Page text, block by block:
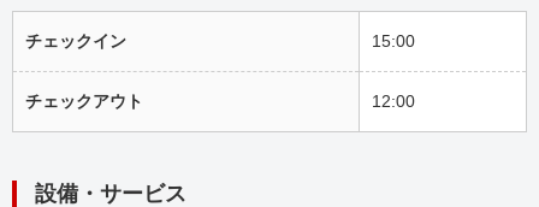
チェックイン 15:00
チェックアウト 12:00
設備・サービス